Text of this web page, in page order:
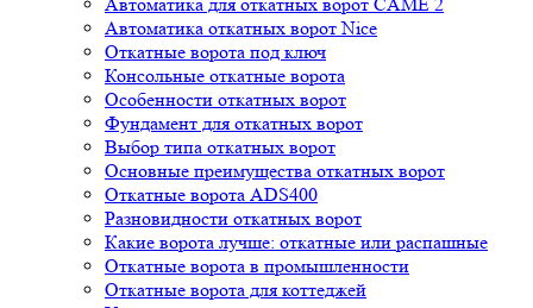
Автоматика откатных ворот Nice
Откатные ворота под ключ
Консольные откатные ворота
Особенности откатных ворот
Фундамент для откатных ворот
Выбор типа откатных ворот
Основные преимущества откатных ворот
Откатные ворота ADS400
Разновидности откатных ворот
Какие ворота лучше: откатные или распашные
Откатные ворота в промышленности
Откатные ворота для коттеджей